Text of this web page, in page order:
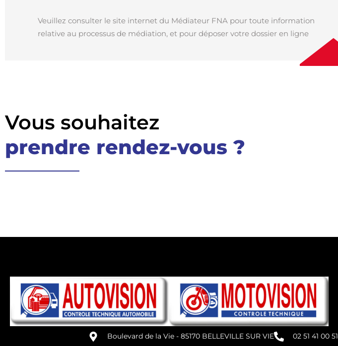
Veuillez consulter le site internet du Médiateur FNA pour toute information
relative au processus de médiation, et pour déposer votre dossier en ligne
Vous souhaitez
prendre rendez-vous ?
Boulevard de la Vie - 85170 BELLEVILLE SUR VIE 02 51 41 00 51